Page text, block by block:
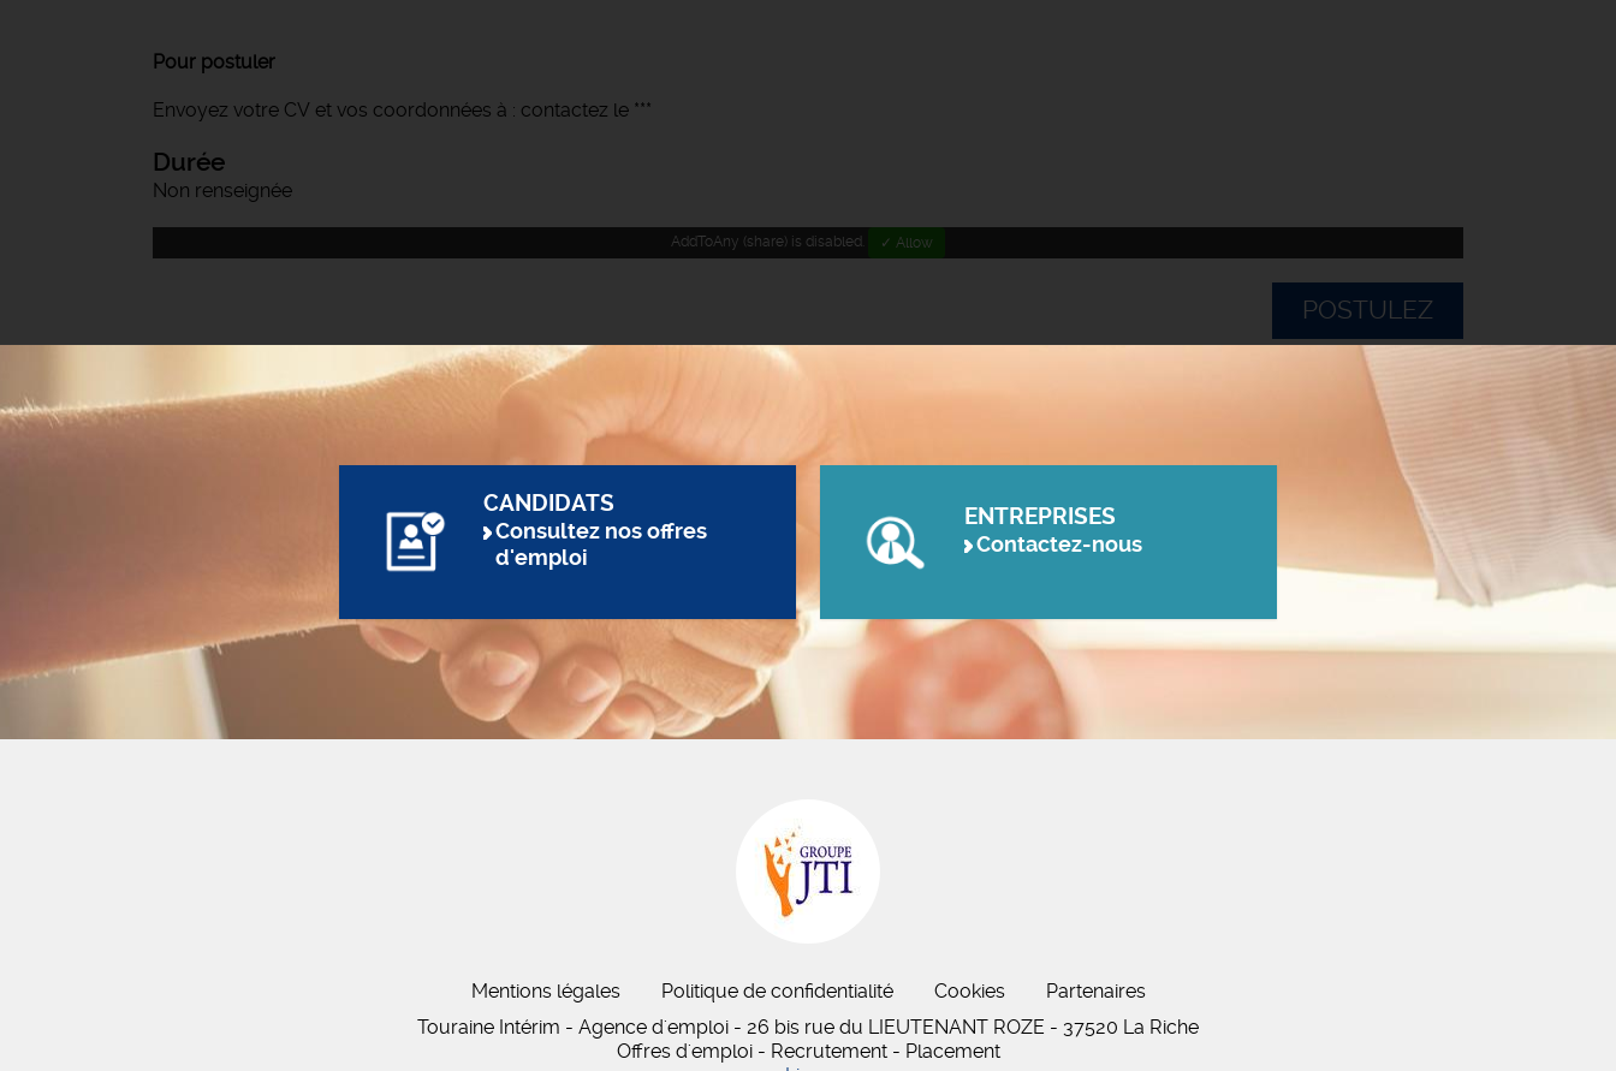
Pour postuler
Envoyez votre CV et vos coordonnées à : contactez le ***
Durée
Non renseignée
AddToAny (share) is disabled. ✓ Allow
POSTULEZ
CANDIDATS
Consultez nos offres
d'emploi
ENTREPRISES
Contactez-nous
Mentions légales Politique de confidentialité Cookies
Partenaires
Touraine Intérim - Agence d'emploi - 26 bis rue du LIEUTENANT ROZE - 37520 La Riche
Offres d'emploi - Recrutement - Placement